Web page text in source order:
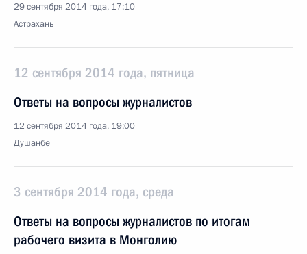
29 сентября 2014 года, 17:10
Астрахань
12 сентября 2014 года, пятница
Ответы на вопросы журналистов
12 сентября 2014 года, 19:00
Душанбе
3 сентября 2014 года, среда
Ответы на вопросы журналистов по итогам
рабочего визита в Монголию